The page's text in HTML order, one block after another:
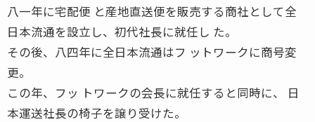
八一年に宅配便 と産地直送便を販売する商社として全
日本流通を設立し、初代社長に就任し た。
その後、八四年に全日本流通はフ ットワークに商号変
更。
この年、フッ トワークの会長に就任すると同時に、 日
本運送社長の椅子を譲り受けた。